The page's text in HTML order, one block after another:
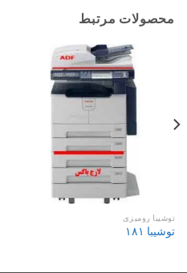
محصولات مرتبط
توشیبا رومیزی
توشیبا ۱۸۱